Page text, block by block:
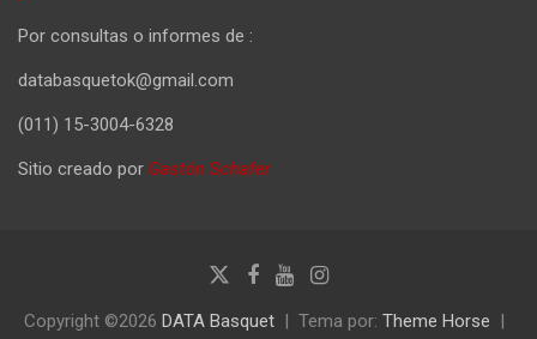
Por consultas o informes de :
databasquetok@gmail.com
(011) 15-3004-6328
Sitio creado por Gastón Schafer
Copyright ©2026 DATA Basquet Tema por: Theme Horse